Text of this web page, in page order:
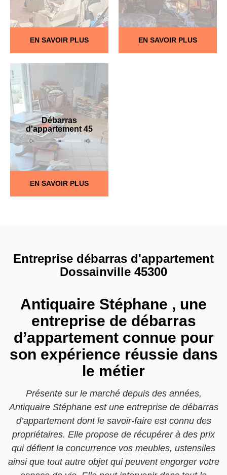
EN SAVOIR PLUS EN SAVOIR PLUS
Débarras
d'appartement 45
EN SAVOIR PLUS
Entreprise débarras d'appartement
Dossainville 45300
Antiquaire Stéphane , une
entreprise de débarras
d’appartement connue pour
son expérience réussie dans
le métier
Présente sur le marché depuis des années,
Antiquaire Stéphane est une entreprise de débarras
d’appartement dont le savoir-faire est connu des
propriétaires. Elle propose de récupérer à des prix
qui défient la concurrence vos meubles, ustensiles
ainsi que tout autre objet qui peuvent engorger votre